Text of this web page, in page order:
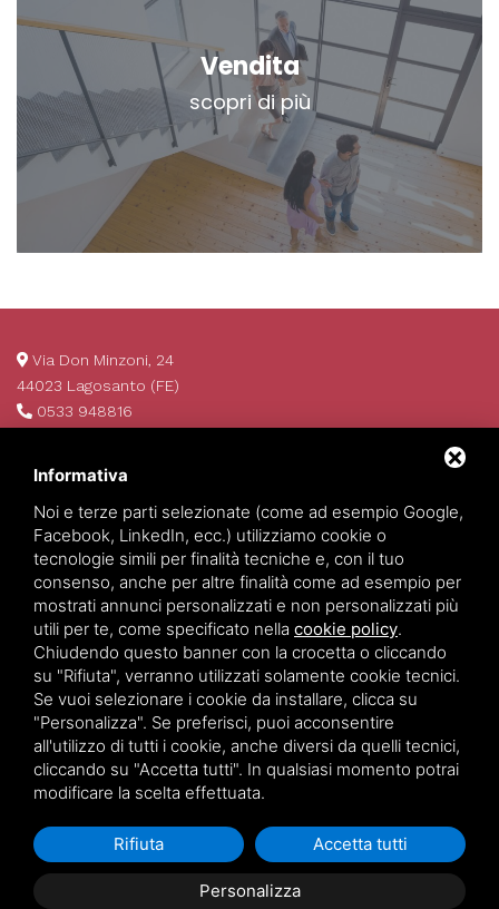
Vendita
scopri di più
Via Don Minzoni, 24
44023 Lagosanto (FE)
0533 948816
REA 174484
Invim Investimenti Immobiliari© 2026 All Rights Reserved.
Privacy policy - Sitemap
Informativa
Noi e terze parti selezionate (come ad esempio Google,
Facebook, LinkedIn, ecc.) utilizziamo cookie o
tecnologie simili per finalità tecniche e, con il tuo
consenso, anche per altre finalità come ad esempio per
mostrati annunci personalizzati e non personalizzati più
utili per te, come specificato nella cookie policy.
Chiudendo questo banner con la crocetta o cliccando
su "Rifiuta", verranno utilizzati solamente cookie tecnici.
Se vuoi selezionare i cookie da installare, clicca su
"Personalizza". Se preferisci, puoi acconsentire
all'utilizzo di tutti i cookie, anche diversi da quelli tecnici,
cliccando su "Accetta tutti". In qualsiasi momento potrai
modificare la scelta effettuata.
Personalizza
Rifiuta Accetta tutti